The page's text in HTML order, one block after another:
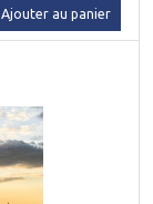
Ajouter au panier